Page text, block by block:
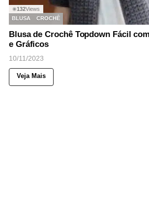
◉132Views
BLUSA
CROCHÊ
Blusa de Crochê Topdown Fácil
e Gráficos
10/11/2023
Veja Mais